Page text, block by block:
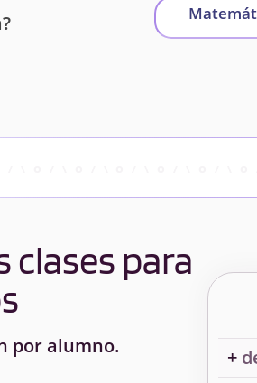
clases para
por alumno.
+